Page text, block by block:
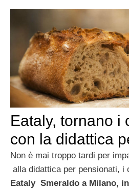
Eataly, tornano i
con la didattica
Non è mai troppo tardi per
alla didattica per pensionati, i
Eataly Smeraldo a Milano,